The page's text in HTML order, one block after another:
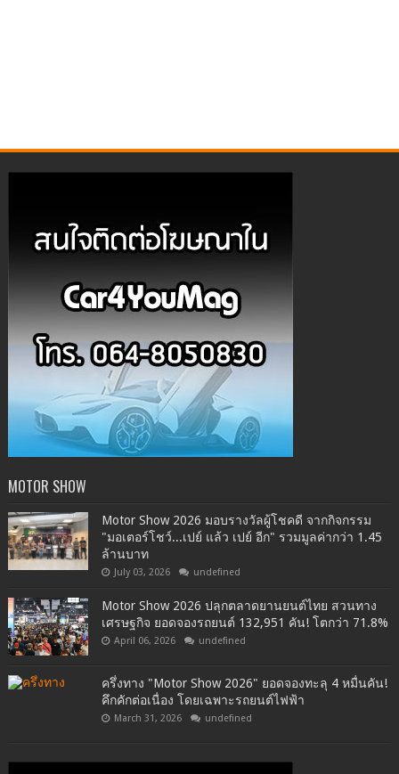
MOTOR SHOW
Motor Show 2026 มอบรางวัลผู้โชคดี จากกิจกรรม
"มอเตอร์โชว์...เปย์ แล้ว เปย์ อีก" รวมมูลค่ากว่า 1.45
ล้านบาท
July 03, 2026 undefined
Motor Show 2026 ปลุกตลาดยานยนต์ไทย สวนทาง
เศรษฐกิจ ยอดจองรถยนต์ 132,951 คัน! โตกว่า 71.8%
April 06, 2026 undefined
ครึ่งทาง "Motor Show 2026" ยอดจองทะลุ 4 หมื่นคัน!
คึกคักต่อเนื่อง โดยเฉพาะรถยนต์ไฟฟ้า
March 31, 2026 undefined